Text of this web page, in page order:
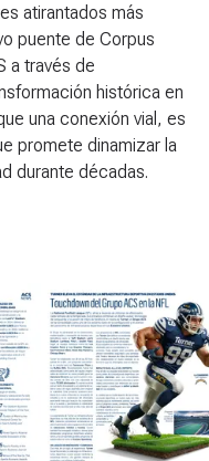
atirantados más
puente de Corpus
a través de
histórica en
una conexión vial, es
promete dinamizar la
durante décadas.